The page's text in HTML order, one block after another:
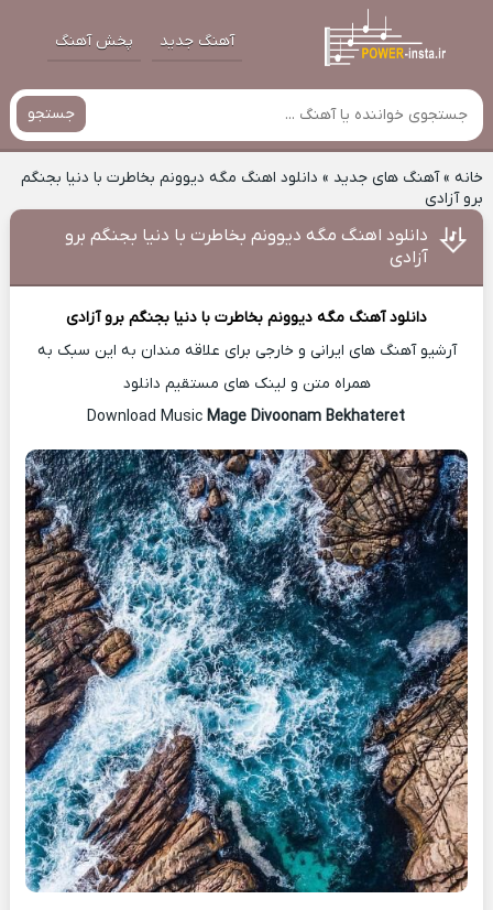
آهنگ جدید پخش آهنگ
جستجو
خانه»آهنگ های جدید » دانلود اهنگ مگه دیوونم بخاطرت با دنیا بجنگم
برو آزادی
دانلود اهنگ مگه دیوونم بخاطرت با دنیا بجنگم برو
آزادی
دانلود آهنگ مگه دیوونم بخاطرت با دنیا بجنگم برو آزادی
آرشیو آهنگ های ایرانی و خارجی برای علاقه مندان به این سبک به
همراه متن و لینک های مستقیم دانلود
Mage Divoonam Bekhateret